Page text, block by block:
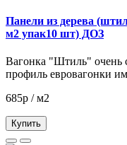
Панели из дерева
м2 упак10 шт) ДОЗ
Вагонка "Штиль" очень
профиль евровагонки
685р / м2
Купить